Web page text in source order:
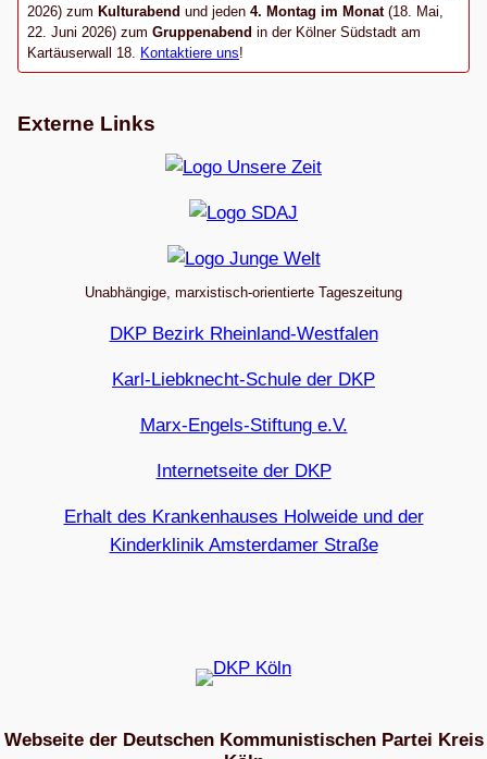
2026) zum Kulturabend und jeden 4. Montag im Monat(18. Mai,
22. Juni 2026) zum Gruppenabend in der Kölner Südstadt am
Kartäuserwall 18.
Kontaktiere uns!
Externe Links
Unabhängige, marxistisch-orientierte Tageszeitung
DKP Bezirk Rheinland-Westfalen
Karl-Liebknecht-Schule der DKP
Marx-Engels-Stiftung e.V.
Internetseite der DKP
Erhalt des Krankenhauses Holweide und der
Kinderklinik Amsterdamer Straße
Webseite der Deutschen Kommunistischen Partei Kreis